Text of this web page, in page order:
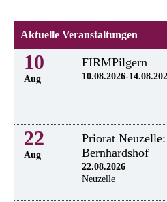
Aktuelle Veranstaltungen
10
Aug
FIRMPilgern
10.08.2026-
22
Aug
Priorat
Bernhardshof
22.08.2026
Neuzelle